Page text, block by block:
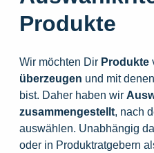
Produkte
Wir möchten Dir Produkte
überzeugen und mit
bist. Daher haben wir
zusammengestellt, nach
auswählen. Unabhängig
oder in Produktratgebern